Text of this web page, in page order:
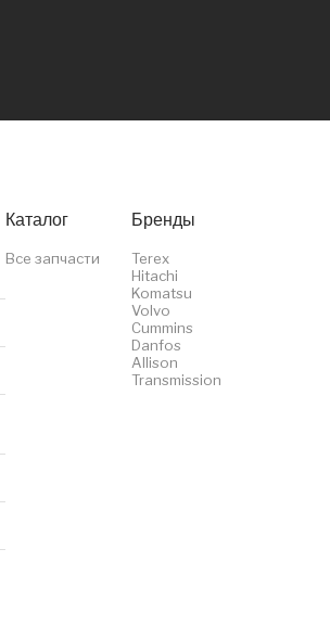
Каталог
Все запчасти
Бренды
Terex
Hitachi
Komatsu
Volvo
Cummins
Danfos
Allison
Transmission